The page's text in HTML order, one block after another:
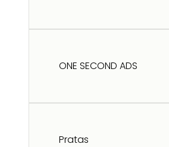
ONE SECOND ADS
Pratas